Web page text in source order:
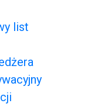
list